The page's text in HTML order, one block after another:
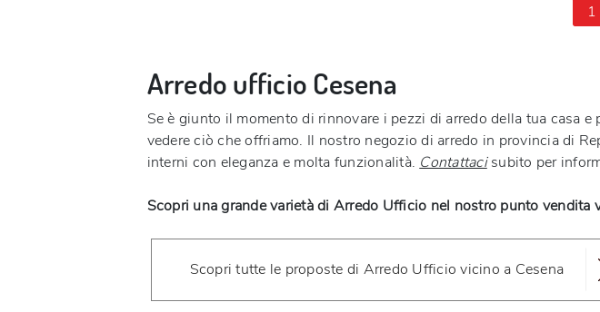
1
Arredo ufficio Cesena
Se è giunto il momento di rinnovare i pezzi di arredo della tua casa
vedere ciò che offriamo. Il nostro negozio di arredo in provincia di
interni con eleganza e molta funzionalità. Contattacisubito per
Scopri una grande varietà di Arredo Ufficio nel nostro punto vendita
Scopri tutte le proposte di Arredo Ufficio vicino a Cesena